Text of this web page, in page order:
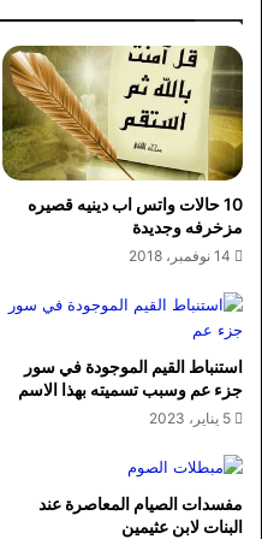
10 حالات واتس اب دينيه قصيره
مزخرفه وجديدة
14 نوفمبر، 2018
استنباط القيم الموجودة في سور
جزء عم وسبب تسميته بهذا الاسم
5 يناير، 2023
مفسدات الصيام المعاصرة عند
البنات لابن عثيمين